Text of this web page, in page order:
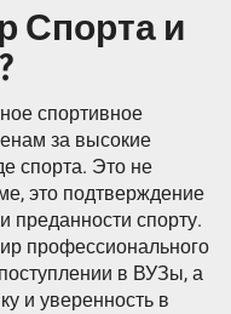
Спорта и
спортивное
за высокие
спорта. Это не
это подтверждение
преданности спорту.
профессионального
в ВУЗы, а
и уверенность в